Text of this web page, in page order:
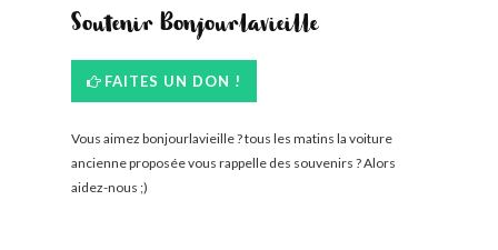
Soutenir Bonjourlavieille
FAITES UN DON !
Vous aimez bonjourlavieille ? tous les matins la voiture
ancienne proposée vous rappelle des souvenirs ? Alors
aidez-nous ;)